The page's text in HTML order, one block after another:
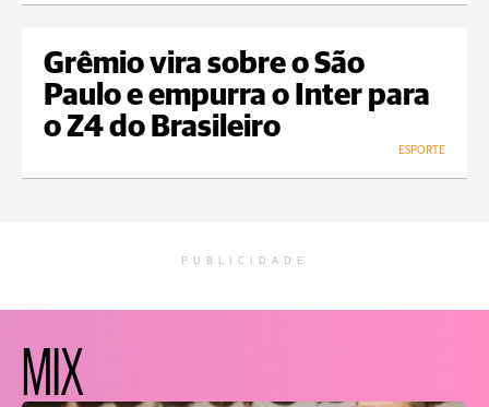
Grêmio vira sobre o São
Paulo e empurra o Inter para
o Z4 do Brasileiro
ESPORTE
PUBLICIDADE
MIX